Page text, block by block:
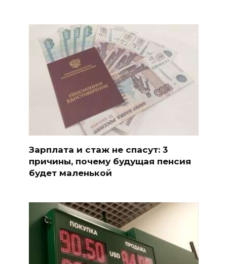
Зарплата и стаж не спасут: 3
причины, почему будущая пенсия
будет маленькой